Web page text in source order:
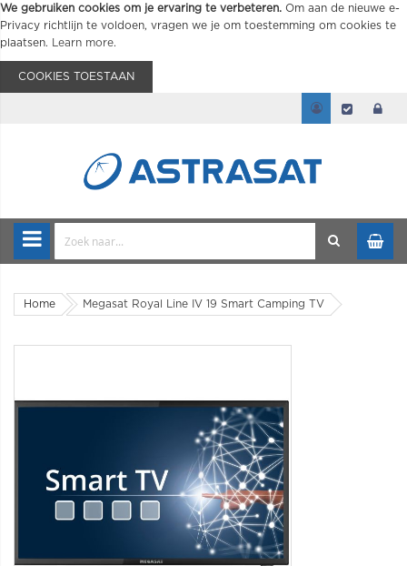
We gebruiken cookies om je ervaring te verbeteren. Om aan de nieuwe e-
Privacy richtlijn te voldoen, vragen we je om toestemming om cookies te
plaatsen.
Learn more.
COOKIES TOESTAAN
Home Megasat Royal Line IV 19 Smart Camping TV